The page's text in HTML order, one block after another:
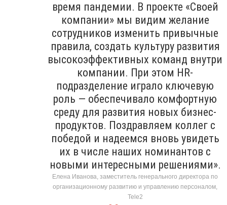
время пандемии. В проекте «Своей
компании» мы видим желание
сотрудников изменить привычные
правила, создать культуру развития
высокоэффективных команд внутри
компании. При этом HR-
подразделение играло ключевую
роль — обеспечивало комфортную
среду для развития новых бизнес-
продуктов. Поздравляем коллег с
победой и надеемся вновь увидеть
их в числе наших номинантов с
новыми интересными решениями».
Елена Иванова, заместитель генерального директора по
организационному развитию и управлению персоналом,
Tele2